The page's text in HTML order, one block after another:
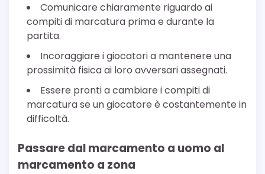
Comunicare chiaramente riguardo ai
compiti di marcatura prima e durante la
partita.
Incoraggiare i giocatori a mantenere una
prossimità fisica ai loro avversari assegnati.
Essere pronti a cambiare i compiti di
marcatura se un giocatore è costantemente in
difficoltà.
Passare dal marcamento a uomo al
marcamento a zona